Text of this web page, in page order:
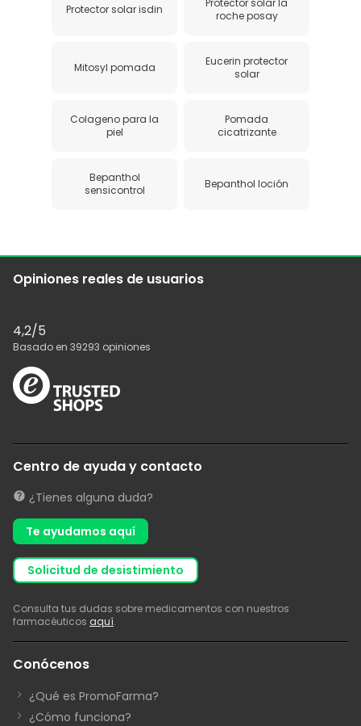
Protector solar isdin
roche posay
Mitosyl pomada
Eucerin protector
solar
Colageno para la
piel
Pomada
cicatrizante
Bepanthol
sensicontrol
Bepanthol loción
Opiniones reales de usuarios
4,2/5
Basado en 39293 opiniones
Centro de ayuda y contacto
¿Tienes alguna duda?
Te ayudamos aquí
solicitud de desistimiento
Consulta tus dudas sobre medicamentos con nuestros
farmacéuticos aquí.
Conócenos
¿Qué es PromoFarma?
¿Cómo funciona?